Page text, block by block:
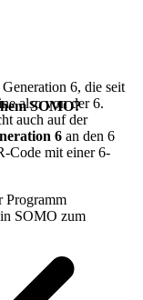
6, die seit
also von der 6.
auch auf der
6 an den 6
Code mit einer 6-
Programm
SOMO zum
SOMO?